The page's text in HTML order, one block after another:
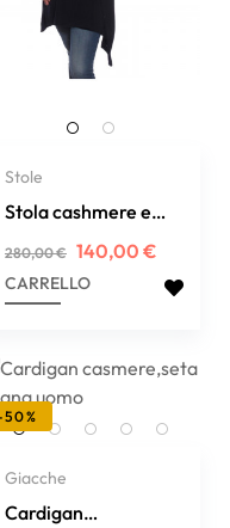
Stole
Stola cashmere e
seta extrafine
Prezzo
regolare
280,00 € Prezzo
140,00 €
CARRELLO
Giacche
Cardigan